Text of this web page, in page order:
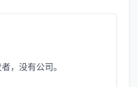
，没有公司。